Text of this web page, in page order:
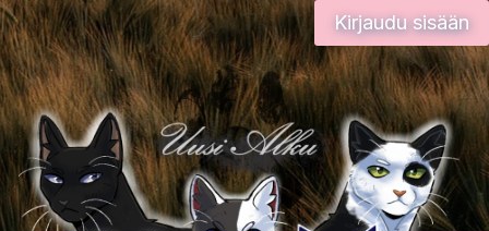
Siirry
sisältöön
Kirjaudu sisään